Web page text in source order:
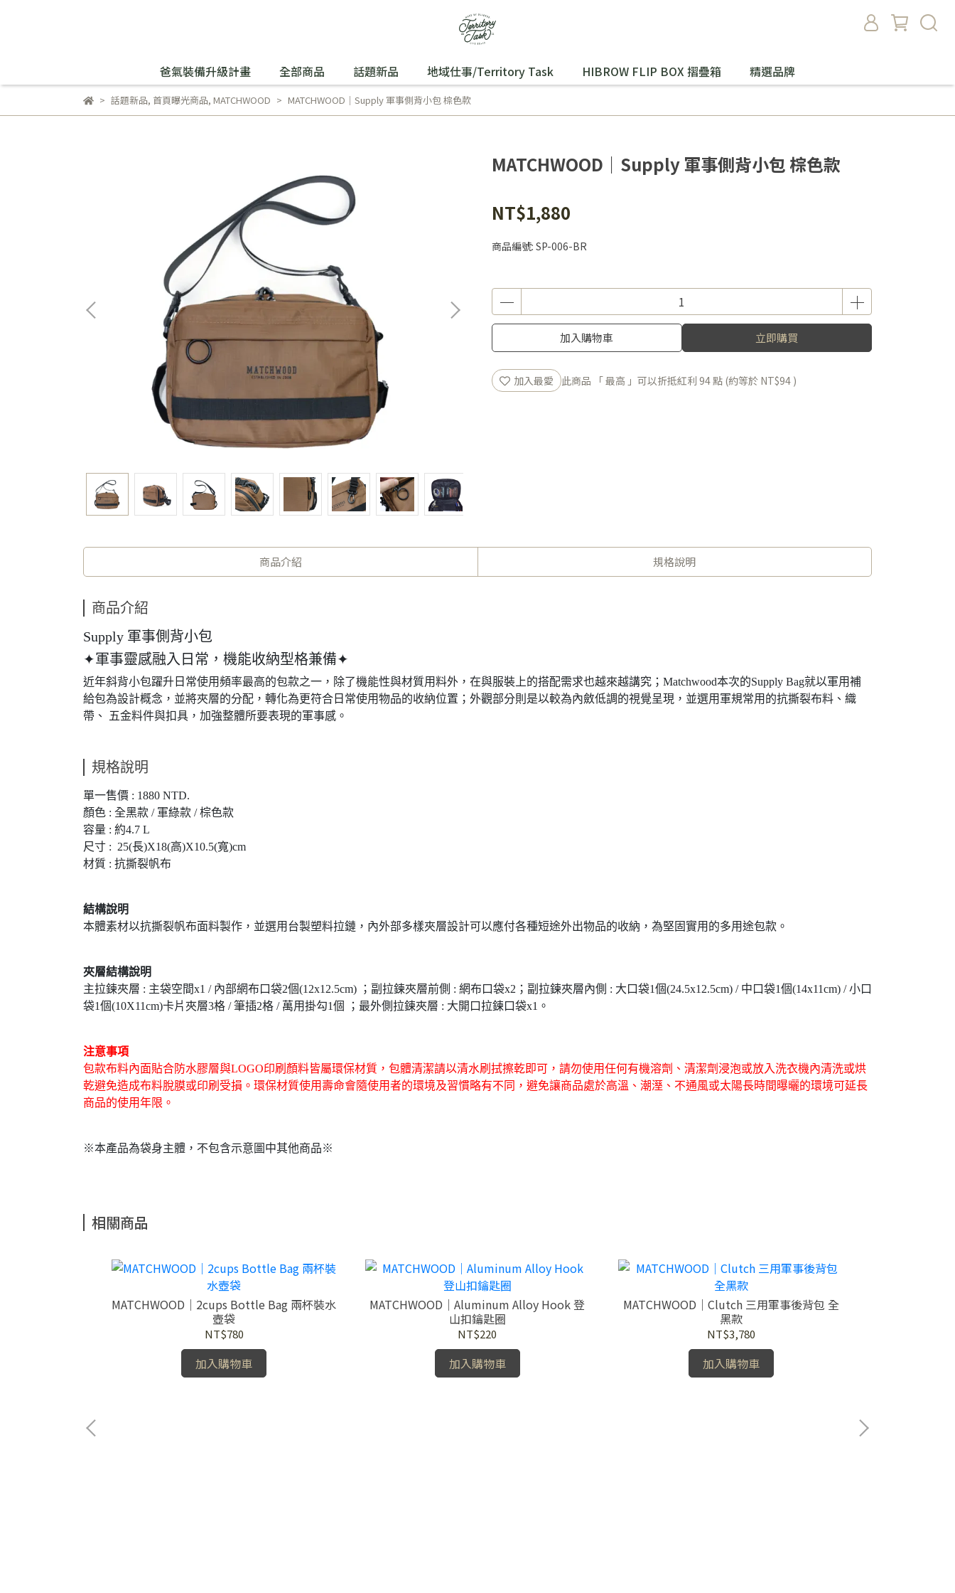
爸氣裝備升級計畫 全部商品 話題新品 地域仕事/Territory Task HIBROW FLIP BOX 摺疊箱 精選品牌
話題新品, 首頁曝光商品, MATCHWOOD MATCHWOOD｜Supply 軍事側背小包 棕色款
MATCHWOOD｜Supply 軍事側背小包 棕色款
NT$1,880
商品編號: SP-006-BR
加入購物車 立即購買
加入最愛 此商品 「 最高 」可以折抵紅利 94點 (約等於 NT$94 )
商品介紹 規格說明
商品介紹
Supply 軍事側背小包
✦軍事靈感融入日常，機能收納型格兼備✦
近年斜背小包躍升日常使用頻率最高的包款之一，除了機能性與材質用料外，在與服裝上的搭配需求也越來越講究；Matchwood本次的Supply Bag就以軍用補
給包為設計概念，並將夾層的分配，轉化為更符合日常使用物品的收納位置；外觀部分則是以較為內斂低調的視覺呈現，並選用軍規常用的抗撕裂布料、織
帶、 五金料件與扣具，加強整體所要表現的軍事感。
規格說明
單一售價 : 1880 NTD.
顏色 : 全黑款 / 軍綠款 / 棕色款
容量 : 約4.7 L
尺寸 : 25(長)X18(高)X10.5(寬)cm
材質 : 抗撕裂帆布
結構說明
本體素材以抗撕裂帆布面料製作，並選用台製塑料拉鏈，內外部多樣夾層設計可以應付各種短途外出物品的收納，為堅固實用的多用途包款。
夾層結構說明
主拉鍊夾層 : 主袋空間x1 / 內部網布口袋2個(12x12.5cm) ；副拉鍊夾層前側 : 網布口袋x2；副拉鍊夾層內側 : 大口袋1個(24.5x12.5cm) / 中口袋1個(14x11cm) / 小口
袋1個(10X11cm)卡片夾層3格 / 筆插2格 / 萬用掛勾1個 ；最外側拉鍊夾層 : 大開口拉鍊口袋x1。
注意事項
包款布料內面貼合防水膠層與LOGO印刷顏料皆屬環保材質，包體清潔請以清水刷拭擦乾即可，請勿使用任何有機溶劑、清潔劑浸泡或放入洗衣機內清洗或烘
乾避免造成布料脫膜或印刷受損。環保材質使用壽命會隨使用者的環境及習慣略有不同，避免讓商品處於高溫、潮溼、不通風或太陽長時間曝曬的環境可延長
商品的使用年限。
※本產品為袋身主體，不包含示意圖中其他商品※
相關商品
MATCHWOOD｜2cups Bottle Bag 兩杯裝水
壺袋
NT$780
加入購物車
MATCHWOOD｜Aluminum Alloy Hook 登
山扣鑰匙圈
NT$220
加入購物車
MATCHWOOD｜Clutch 三用軍事後背包 全
黑款
NT$3,780
加入購物車